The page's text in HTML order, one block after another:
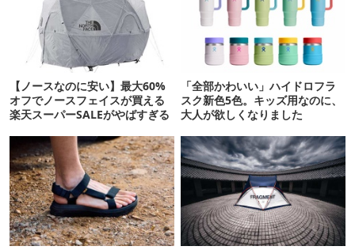
【ノースなのに安い】最大60%
オフでノースフェイスが買える
楽天スーパーSALEがやばすぎる
「全部かわいい」ハイドロフラ
スク新色5色。キッズ用なのに、
大人が欲しくなりました